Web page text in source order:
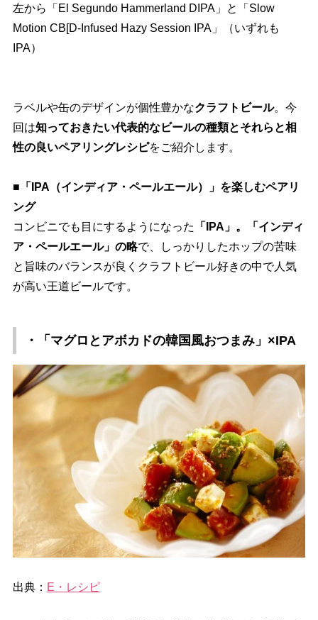
左から「El Segundo Hammerland DIPA」と「Slow
Motion CB[D-Infused Hazy Session IPA」（いずれも
IPA）
ラベルや缶のデザインが個性豊かなクラフトビール。今
回は知っておきたい代表的なビールの種類とそれらと相
性の良いペアリングレシピをご紹介します。
■「IPA（インディア・ペールエール）」を楽しむペアリ
ング
コンビニでも目にするようになった
「IPA」。「インディ
ア・ペールエール」の略で、しっかりしたホップの苦味
と旨味のバランスが良くクラフトビール好きの中で人気
が高い王道ビールです。
・「マグロとアボカドの韓国風おつまみ」×IPA
出典： E・レシピ